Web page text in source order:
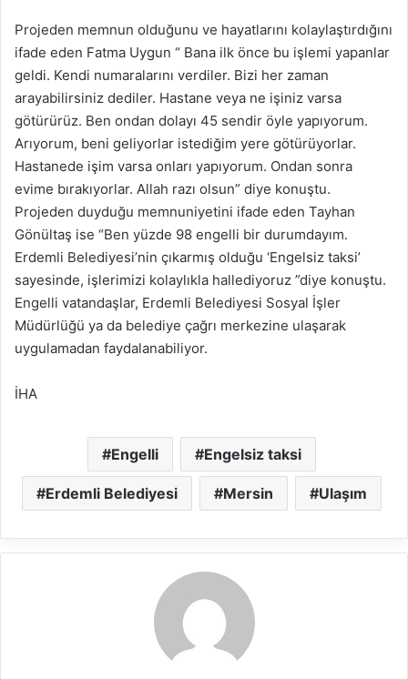
Projeden memnun olduğunu ve hayatlarını kolaylaştırdığını
ifade eden Fatma Uygun “ Bana ilk önce bu işlemi yapanlar
geldi. Kendi numaralarını verdiler. Bizi her zaman
arayabilirsiniz dediler. Hastane veya ne işiniz varsa
götürürüz. Ben ondan dolayı 45 sendir öyle yapıyorum.
Arıyorum, beni geliyorlar istediğim yere götürüyorlar.
Hastanede işim varsa onları yapıyorum. Ondan sonra
evime bırakıyorlar. Allah razı olsun” diye konuştu.
Projeden duyduğu memnuniyetini ifade eden Tayhan
Gönültaş ise “Ben yüzde 98 engelli bir durumdayım.
Erdemli Belediyesi’nin çıkarmış olduğu ‘Engelsiz taksi’
sayesinde, işlerimizi kolaylıkla hallediyoruz ”diye konuştu.
Engelli vatandaşlar, Erdemli Belediyesi Sosyal İşler
Müdürlüğü ya da belediye çağrı merkezine ulaşarak
uygulamadan faydalanabiliyor.
İHA
Engelli Engelsiz taksi
Erdemli Belediyesi Mersin Ulaşım